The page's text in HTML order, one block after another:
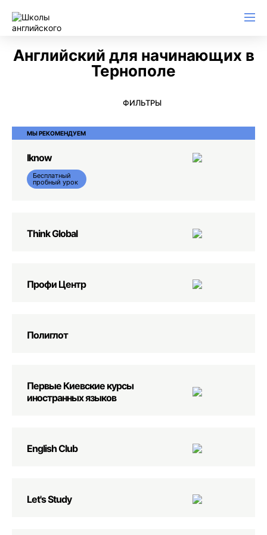
Английский для начинающих в
Тернополе
ФИЛЬТРЫ
МЫ РЕКОМЕНДУЕМ
Iknow
Бесплатный
пробный урок
Think Global
Профи Центр
Полиглот
Первые Киевские курсы
иностранных языков
English Club
Let's Study